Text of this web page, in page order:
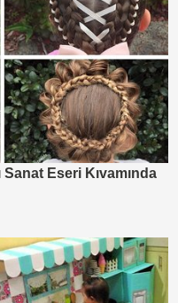
Sanat Eseri Kıvamında